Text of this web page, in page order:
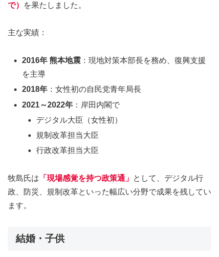
で）
を果たしました。
主な実績：
2016年 熊本地震 ：現地対策本部長を務め、復興支援
を主導
2018年 ：女性初の自民党青年局長
2021～2022年 ：岸田内閣で
デジタル大臣（女性初）
規制改革担当大臣
行政改革担当大臣
牧島氏は 「現場感覚を持つ政策通」 として、デジタル行
政、防災、規制改革といった幅広い分野で成果を残してい
ます。
結婚・子供